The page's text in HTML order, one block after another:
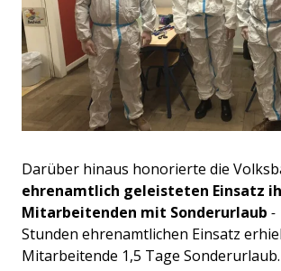
Darüber hinaus honorierte die
ehrenamtlich geleisteten Einsatz
Mitarbeitenden mit Sonderurlaub -
Stunden ehrenamtlichen Einsatz
Mitarbeitende 1,5 Tage